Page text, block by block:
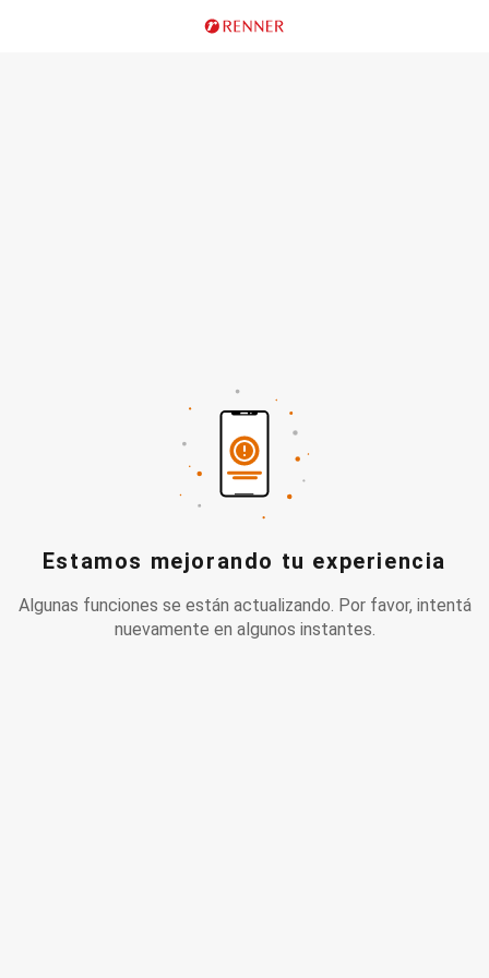
Estamos mejorando tu experiencia
Algunas funciones se están actualizando. Por favor, intentá
nuevamente en algunos instantes.